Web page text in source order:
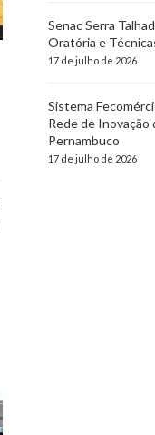
Senac Serra
Oratória e
17 de julho de 2026
Sistema
Rede de Inovação
Pernambuco
17 de julho de 2026